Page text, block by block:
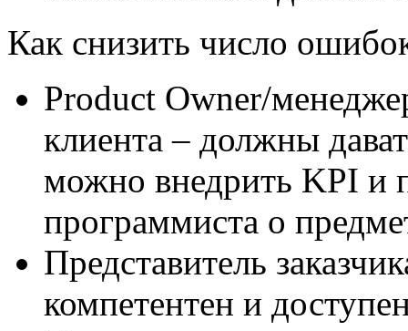
Как снизить число
Product Owner/
клиента – должны
можно внедрить KPI и
программиста о
Представитель
компетентен и